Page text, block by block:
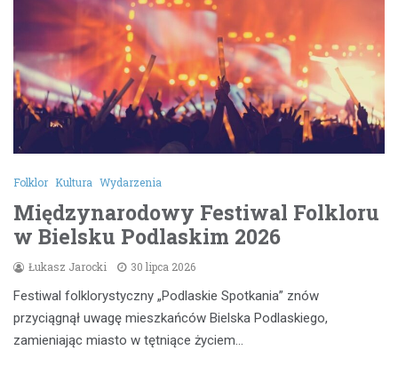
Folklor Kultura Wydarzenia
Międzynarodowy Festiwal Folkloru
w Bielsku Podlaskim 2026
Łukasz Jarocki 30 lipca 2026
Festiwal folklorystyczny „Podlaskie Spotkania” znów
przyciągnął uwagę mieszkańców Bielska Podlaskiego,
zamieniając miasto w tętniące życiem…